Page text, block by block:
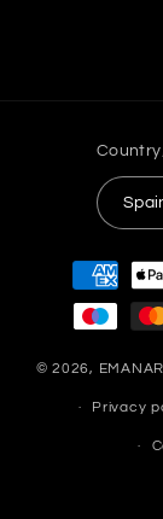
Payment
methods
© 2026,
Privacy